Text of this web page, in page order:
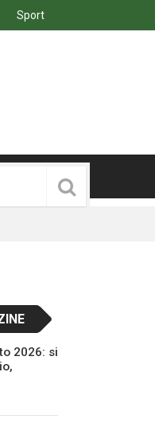
Sport
2026: si